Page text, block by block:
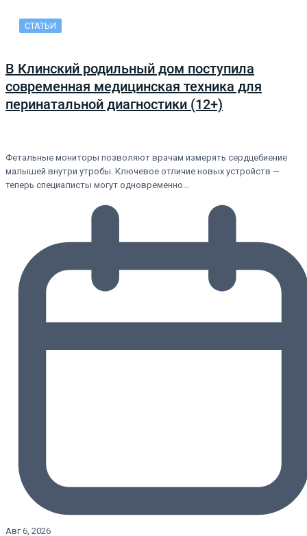
СТАТЬИ
В Клинский родильный дом поступила
современная медицинская техника для
перинатальной диагностики (12+)
Фетальные мониторы позволяют врачам измерять сердцебиение
малышей внутри утробы. Ключевое отличие новых устройств —
теперь специалисты могут одновременно…
Авг 6, 2026